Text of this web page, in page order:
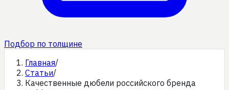
Подбор по толщине
Главная/
Статьи/
Качественные дюбели российского бренда